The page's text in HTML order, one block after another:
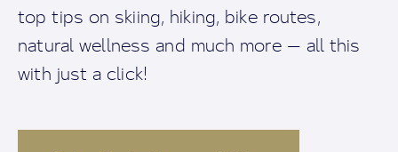
top tips on skiing, hiking, bike routes,
natural wellness and much more — all this
with just a click!